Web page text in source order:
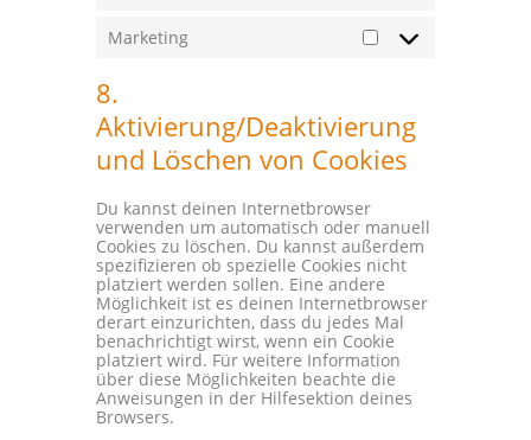
Marketing Marketing
8.
Aktivierung/Deaktivierung
und Löschen von Cookies
Du kannst deinen Internetbrowser
verwenden um automatisch oder manuell
Cookies zu löschen. Du kannst außerdem
spezifizieren ob spezielle Cookies nicht
platziert werden sollen. Eine andere
Möglichkeit ist es deinen Internetbrowser
derart einzurichten, dass du jedes Mal
benachrichtigt wirst, wenn ein Cookie
platziert wird. Für weitere Information
über diese Möglichkeiten beachte die
Anweisungen in der Hilfesektion deines
Browsers.